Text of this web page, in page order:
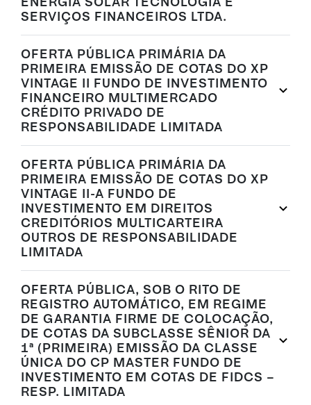
SERVIÇOS FINANCEIROS LTDA.
OFERTA PÚBLICA PRIMÁRIA DA
PRIMEIRA EMISSÃO DE COTAS DO XP
VINTAGE II FUNDO DE INVESTIMENTO
FINANCEIRO MULTIMERCADO
CRÉDITO PRIVADO DE
RESPONSABILIDADE LIMITADA
OFERTA PÚBLICA PRIMÁRIA DA
PRIMEIRA EMISSÃO DE COTAS DO XP
VINTAGE II-A FUNDO DE
INVESTIMENTO EM DIREITOS
CREDITÓRIOS MULTICARTEIRA
OUTROS DE RESPONSABILIDADE
LIMITADA
OFERTA PÚBLICA, SOB O RITO DE
REGISTRO AUTOMÁTICO, EM REGIME
DE GARANTIA FIRME DE COLOCAÇÃO,
DE COTAS DA SUBCLASSE SÊNIOR DA
1ª (PRIMEIRA) EMISSÃO DA CLASSE
ÚNICA DO CP MASTER FUNDO DE
INVESTIMENTO EM COTAS DE FIDCS –
RESP. LIMITADA